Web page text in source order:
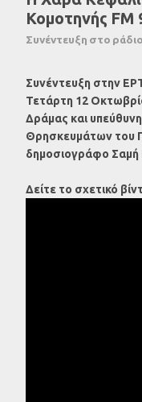
Κομοτηνής FM
Συνέντευξη στο
Συνέντευξη στην
Τετάρτη 12
Δράμας και
Θρησκευμάτων του
δημοσιογράφο Σαμή
Δείτε το σχετικό